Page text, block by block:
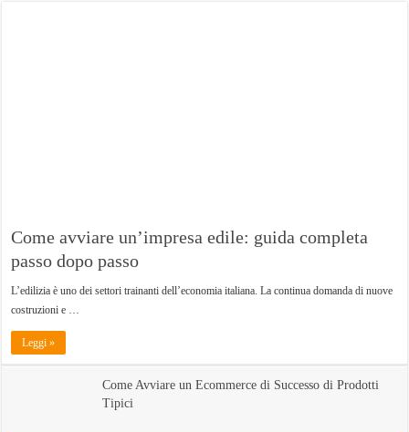
Come avviare un’impresa edile: guida completa
passo dopo passo
L’edilizia è uno dei settori trainanti dell’economia italiana. La continua domanda di nuove
costruzioni e …
Leggi »
Come Avviare un Ecommerce di Successo di Prodotti
Tipici